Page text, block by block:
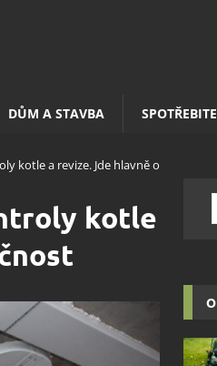
DŮM A STAVBA
kotle a revize. Jde hlavně o
kotle